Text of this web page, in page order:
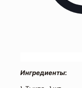
Ингредиенты: